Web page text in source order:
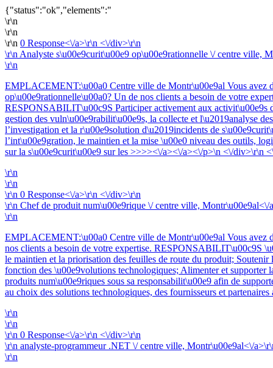
{"status":"ok","elements":"
\r\n
\r\n
\r\n 0 Response<\/a>\r\n <\/div>\r\n
\r\n Analyste s\u00e9curit\u00e9 op\u00e9rationnelle \/ centre ville,
\r\n
EMPLACEMENT:\u00a0 Centre ville de Montr\u00e9al Vous avez
op\u00e9rationnelle\u00a0? Un de nos clients a besoin de votre
RESPONSABILIT\u00c9S Participer activement aux activit\u00e9s
gestion des vuln\u00e9rabilit\u00e9s, la collecte et l\u2019analyse
l’investigation et la r\u00e9solution d\u2019incidents de
l’int\u00e9gration, le maintien et la mise \u00e0 niveau des outils,
sur la s\u00e9curit\u00e9 sur les >>>><\/a><\/a><\/p>\n <\/div>\r\n
\r\n
\r\n
\r\n 0 Response<\/a>\r\n <\/div>\r\n
\r\n Chef de produit num\u00e9rique \/ centre ville,
\r\n
EMPLACEMENT:\u00a0 Centre ville de Montr\u00e9al Vous avez
nos clients a besoin de votre expertise. RESPONSABILIT\u00c9S
le maintien et la priorisation des feuilles de route du produit;
fonction des \u00e9volutions technologiques; Alimenter et
produits num\u00e9riques sous sa responsabilit\u00e9 afin de
au choix des solutions technologiques, des fournisseurs et partenaires
\r\n
\r\n
\r\n 0 Response<\/a>\r\n <\/div>\r\n
\r\n analyste-programmeur .NET \/ centre ville, Montr\u00e9al<\/
\r\n